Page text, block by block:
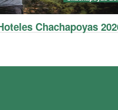
Chachapoyas